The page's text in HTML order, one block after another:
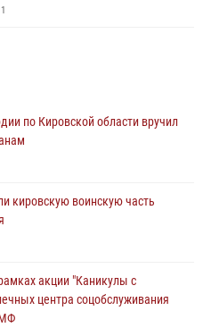
1
подозреваемого в грабеже
войск
по Кировской области вручил
кировскую воинскую часть
акции "Каникулы с
центра соцобслуживания